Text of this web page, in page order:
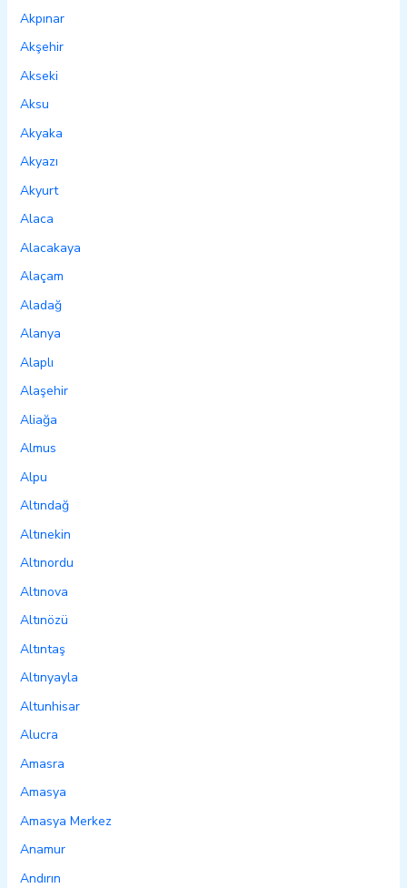
Akpınar
Akşehir
Akseki
Aksu
Akyaka
Akyazı
Akyurt
Alaca
Alacakaya
Alaçam
Aladağ
Alanya
Alaplı
Alaşehir
Aliağa
Almus
Alpu
Altındağ
Altınekin
Altınordu
Altınova
Altınözü
Altıntaş
Altınyayla
Altunhisar
Alucra
Amasra
Amasya
Amasya Merkez
Anamur
Andırın